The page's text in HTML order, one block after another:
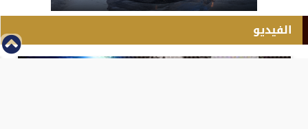
الفيديو